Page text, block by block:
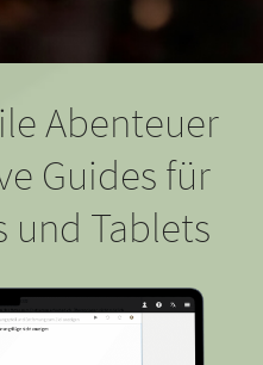
Abenteuer
Guides für
und Tablets